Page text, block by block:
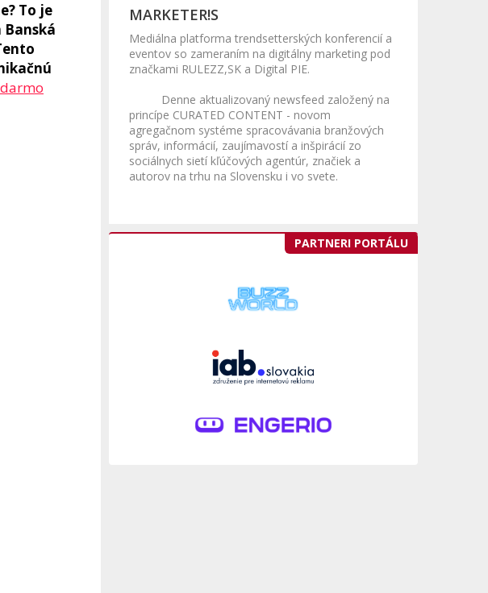
To je
MARKETER!S
Mediálna platforma trendsetterských konferencií a
eventov so zameraním na digitálny marketing pod
značkami RULEZZ,SK a Digital PIE.
Denne aktualizovaný newsfeed založený na
princípe CURATED CONTENT - novom
agregačnom systéme spracovávania branžových
správ, informácií, zaujímavostí a inšpirácií zo
sociálnych sietí kľúčových agentúr, značiek a
autorov na trhu na Slovensku i vo svete.
PARTNERI PORTÁLU